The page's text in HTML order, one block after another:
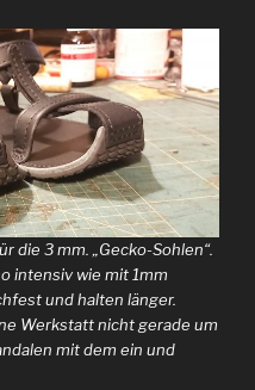
die 3 mm. „Gecko-Sohlen“.
intensiv wie mit 1mm
und halten länger.
Werkstatt nicht gerade um
mit dem ein und